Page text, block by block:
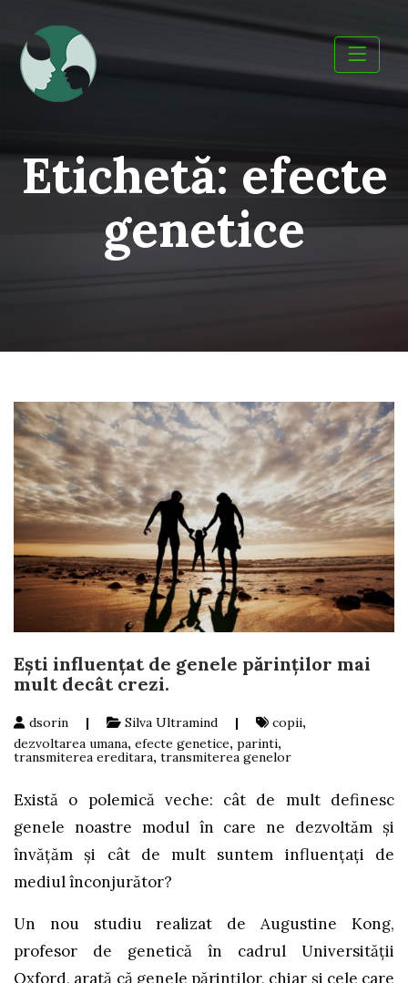
content
Etichetă:efecte
genetice
Eşti influenţat de genele părinţilor mai
mult decât crezi.
dsorin | Silva Ultramind | copii,
dezvoltarea umana, efecte genetice, parinti,
transmiterea ereditara, transmiterea genelor
Există o polemică veche: cât de mult definesc
genele noastre modul în care ne dezvoltăm și
învățăm și cât de mult suntem influențați de
mediul înconjurător?
Un nou studiu realizat de Augustine Kong,
profesor de genetică în cadrul Universităţii
Oxford, arată că genele părinților, chiar și cele care